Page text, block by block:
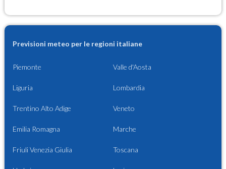
Previsioni meteo per le regioni italiane
Piemonte Valle d'Aosta
Liguria Lombardia
Trentino Alto Adige Veneto
Emilia Romagna Marche
Friuli Venezia Giulia Toscana